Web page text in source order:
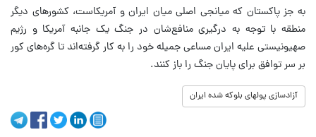
به جز پاکستان که میانجی اصلی میان ایران و آمریکاست، کشورهای دیگر
منطقه با توجه به درگیری منافع‌شان در جنگ یک جانبه آمریکا و رژیم
صهیونیستی علیه ایران مساعی جمیله‌ خود را به کار گرفته‌اند تا گره‌های کور
بر سر توافق برای پایان جنگ را باز کنند.
آزادسازی پولهای بلوکه شده ایران